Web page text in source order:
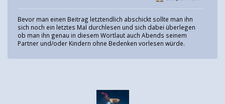
Bevor man einen Beitrag letztendlich abschickt sollte man ihn
sich noch ein letztes Mal durchlesen und sich dabei überlegen
ob man ihn genau in diesem Wortlaut auch Abends seinem
Partner und/oder Kindern ohne Bedenken vorlesen würde.